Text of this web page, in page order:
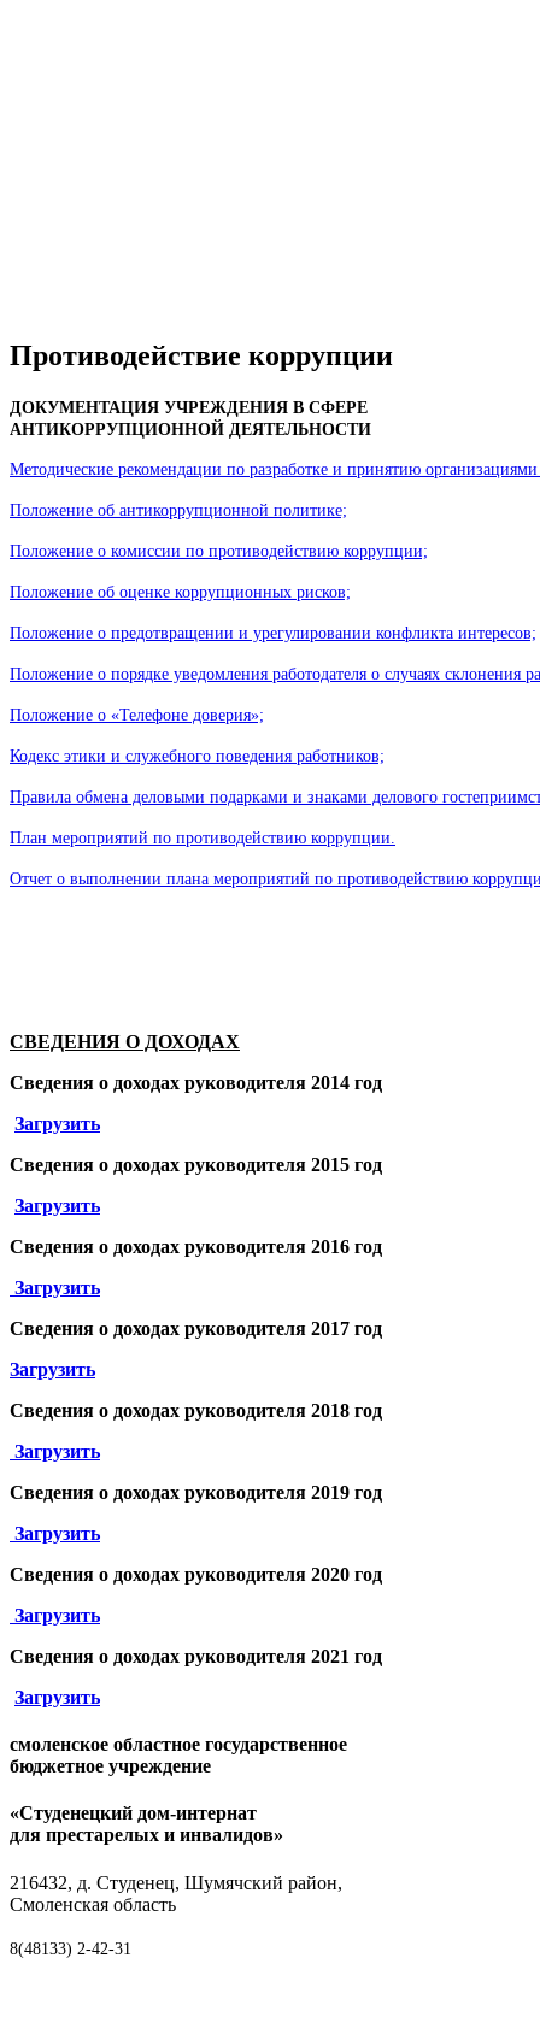
Противодействие коррупции
ДОКУМЕНТАЦИЯ УЧРЕЖДЕНИЯ В СФЕРЕ
АНТИКОРРУПЦИОННОЙ ДЕЯТЕЛЬНОСТИ
Методические рекомендации по разработке и принятию
Положение об антикоррупционной политике;
Положение о комиссии по противодействию коррупции;
Положение об оценке коррупционных рисков;
Положение о предотвращении и урегулировании конфликта интересов;
Положение о порядке уведомления работодателя о случаях
Положение о «Телефоне доверия»;
Кодекс этики и служебного поведения работников;
Правила обмена деловыми подарками и знаками делового
План мероприятий по противодействию коррупции.
Отчет о выполнении плана мероприятий по противодействию
СВЕДЕНИЯ О ДОХОДАХ
Сведения о доходах руководителя 2014 год
Загрузить
Сведения о доходах руководителя 2015 год
Загрузить
Сведения о доходах руководителя 2016 год
Загрузить
Сведения о доходах руководителя 2017 год
Загрузить
Сведения о доходах руководителя 2018 год
Загрузить
Сведения о доходах руководителя 2019 год
Загрузить
Сведения о доходах руководителя 2020 год
Загрузить
Сведения о доходах руководителя 2021 год
Загрузить
смоленское областное государственное
бюджетное учреждение
«Студенецкий дом-интернат
для престарелых и инвалидов»
216432, д. Студенец, Шумячский район,
Смоленская область
8(48133) 2-42-31